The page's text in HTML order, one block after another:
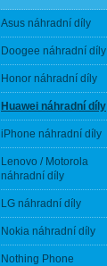
Asus náhradní díly
Doogee náhradní díly
Honor náhradní díly
Huawei náhradní díly
iPhone náhradní díly
Lenovo / Motorola
náhradní díly
LG náhradní díly
Nokia náhradní díly
Nothing Phone